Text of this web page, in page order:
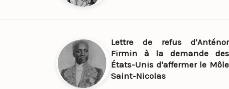
Lettre de refus d'Anténor
Firmin à la demande des
États-Unis d'affermer le Môle
Saint-Nicolas